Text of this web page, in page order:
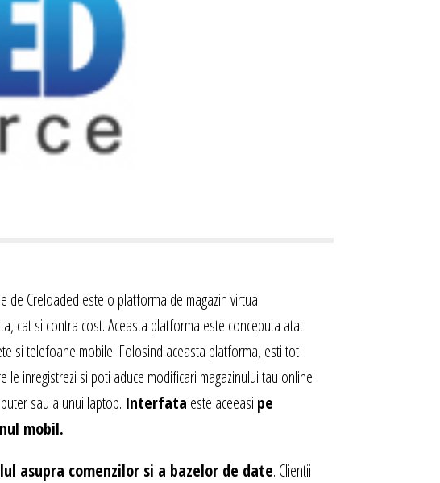
de Creloaded este o platforma de magazin virtual
cat si contra cost. Aceasta platforma este conceputa atat
si telefoane mobile. Folosind aceasta platforma, esti tot
le inregistrezi si poti aduce modificari magazinului tau online
sau a unui laptop. Interfata este aceeasi pe
mobil.
asupra comenzilor si a bazelor de date. Clientii